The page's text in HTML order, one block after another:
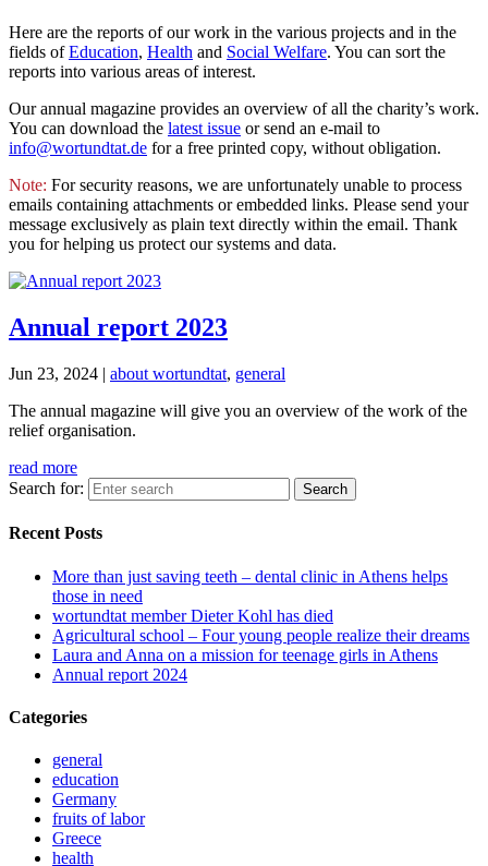
Here are the reports of our work in the various projects and in the
fields ofEducation, Health and Social Welfare. You can sort the
reports into various areas of interest.
Our annual magazine provides an overview of all the charity’s work.
You can download the latest issue or send an e-mail to
info@wortundtat.de for a free printed copy, without obligation.
Note: For security reasons, we are unfortunately unable to process
emails containing attachments or embedded links. Please send your
message exclusively as plain text directly within the email. Thank
you for helping us protect our systems and data.
Annual report 2023
Jun 23, 2024 | about wortundtat, general
The annual magazine will give you an overview of the work of the
relief organisation.
read more
Search for:
Recent Posts
More than just saving teeth – dental clinic in Athens helps
those in need
wortundtat member Dieter Kohl has died
Agricultural school – Four young people realize their dreams
Laura and Anna on a mission for teenage girls in Athens
Annual report 2024
Categories
general
education
Germany
fruits of labor
Greece
health